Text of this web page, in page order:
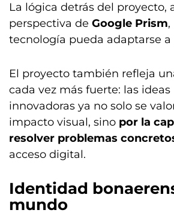
La lógica detrás del proyecto,
perspectiva de Google Prism,
tecnología pueda adaptarse a
El proyecto también refleja
cada vez más fuerte: las ideas
innovadoras ya no solo se
impacto visual, sino por la
resolver problemas
acceso digital.
Identidad
mundo